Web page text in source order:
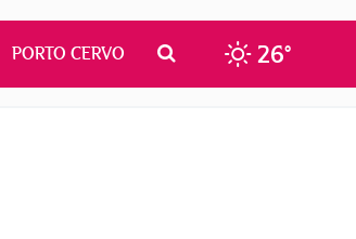
PORTO CERVO 26°